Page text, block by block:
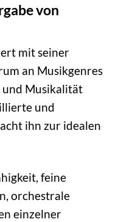
von
mit seiner
an Musikgenres
und Musikalität
und
ihn zur idealen
feine
orchestrale
einzelner